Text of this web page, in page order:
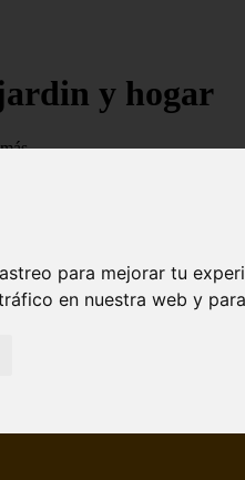
para mejorar tu
en nuestra web y
y hogar